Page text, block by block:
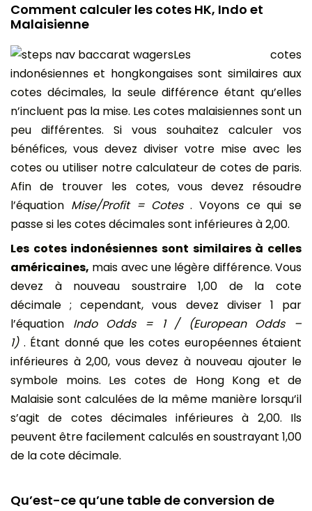
Comment calculer les cotes HK, Indo et
Malaisienne
Les cotes
indonésiennes et hongkongaises sont similaires aux
cotes décimales, la seule différence étant qu’elles
n’incluent pas la mise. Les cotes malaisiennes sont un
peu différentes. Si vous souhaitez calculer vos
bénéfices, vous devez diviser votre mise avec les
cotes ou utiliser notre calculateur de cotes de paris.
Afin de trouver les cotes, vous devez résoudre
l’équation Mise/Profit = Cotes. Voyons ce qui se
passe si les cotes décimales sont inférieures à 2,00.
Les cotes indonésiennes sont similaires à celles
américaines, mais avec une légère différence. Vous
devez à nouveau soustraire 1,00 de la cote
décimale ; cependant, vous devez diviser 1 par
l’équation Indo Odds = 1 / (European Odds –
1). Étant donné que les cotes européennes étaient
inférieures à 2,00, vous devez à nouveau ajouter le
symbole moins. Les cotes de Hong Kong et de
Malaisie sont calculées de la même manière lorsqu’il
s’agit de cotes décimales inférieures à 2,00. Ils
peuvent être facilement calculés en soustrayant 1,00
de la cote décimale.
Qu’est-ce qu’une table de conversion de